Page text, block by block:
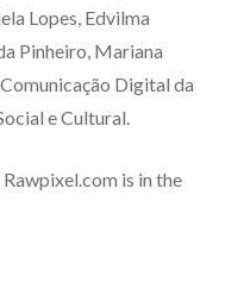
CC BY-NC-ND 4.0)
Lopes, Edvilma
Pinheiro, Mariana
Digital da
e Cultural.
is in the